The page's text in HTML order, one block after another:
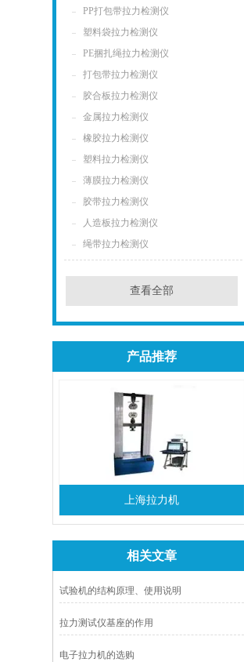
PP打包带拉力检测仪
塑料袋拉力检测仪
PE捆扎绳拉力检测仪
打包带拉力检测仪
胶合板拉力检测仪
金属拉力检测仪
橡胶拉力检测仪
塑料拉力检测仪
薄膜拉力检测仪
胶带拉力检测仪
人造板拉力检测仪
绳带拉力检测仪
查看全部
产品推荐
上海拉力机
相关文章
试验机的结构原理、使用说明
拉力测试仪基座的作用
电子拉力机的选购